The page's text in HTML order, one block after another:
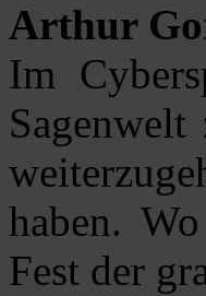
Arthur
Im
haben.
Fest der